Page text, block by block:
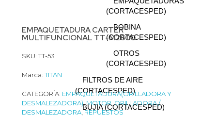
(CORTACESPED)
BOBINA
(CORTACESPED)
OTROS
(CORTACESPED)
FILTROS DE AIRE
(CORTACESPED)
BUJIA (CORTACESPED)
EMPAQUETADURA CARTER
MULTIFUNCIONAL TT-M2600
SKU: TT-53
Marca:TITAN
CATEGORÍA: EMPAQUETADURA(ORILLADORA Y
DESMALEZADORA),MOTOR ,ORILLADORA /
DESMALEZADORA,REPUESTOS